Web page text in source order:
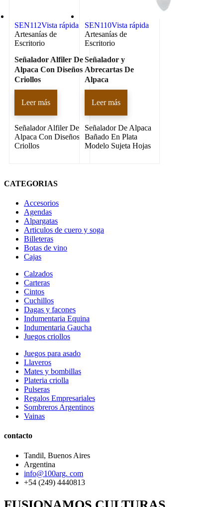
SEN112Vista rápida
Artesanías de
Escritorio
Señalador Alfiler De
Alpaca Con Diseños
Criollos
Leer más
Señalador Alfiler De
Alpaca Con Diseños
Criollos
SEN110Vista rápida
Artesanías de
Escritorio
Señalador y
Abrecartas De
Alpaca
Leer más
Señalador De Alpaca
Bañado En Plata
Modelo Sujeta Hojas
CATEGORIAS
Accesorios
Agendas
Alpargatas
Articulos de cuero y soga
Billeteras
Botas de vino
Cajas
Calzados
Carteras
Cintos
Cuchillos
Dagas y facones
Indumentaria Equina
Indumentaria Gaucha
Juegos criollos
Juegos para asado
Llaveros
Mates y bombillas
Plateria criolla
Pulseras
Regalos Empresariales
Sombreros Argentinos
Vainas
contacto
Tandil, Buenos Aires
Argentina
info@100arg. com
+54 (249) 4440813